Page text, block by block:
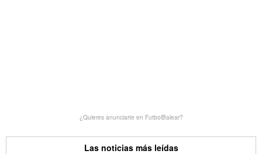
¿Quieres anunciarte en FutbolBalear?
Las noticias más leídas